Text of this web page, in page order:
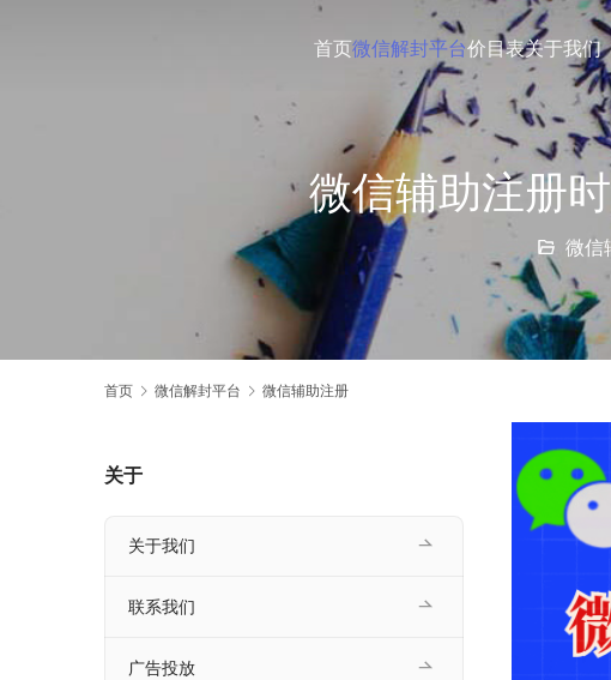
首页微信解封平台价目表关于我们
微信辅助注册
微信
首页 微信解封平台 微信辅助注册
关于
关于我们
联系我们
广告投放